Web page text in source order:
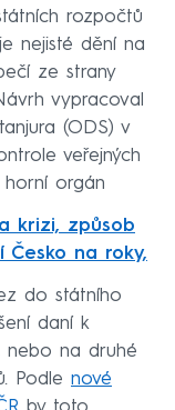
rozpočtů
nejisté dění na
ze strany
vypracoval
(ODS) v
veřejných
horní orgán
krizi, způsob
Česko na roky,
do státního
daní k
nebo na druhé
Podle nové